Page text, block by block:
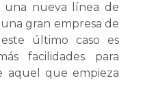
una nueva línea de
gran empresa de
último caso es
facilidades para
aquel que empieza